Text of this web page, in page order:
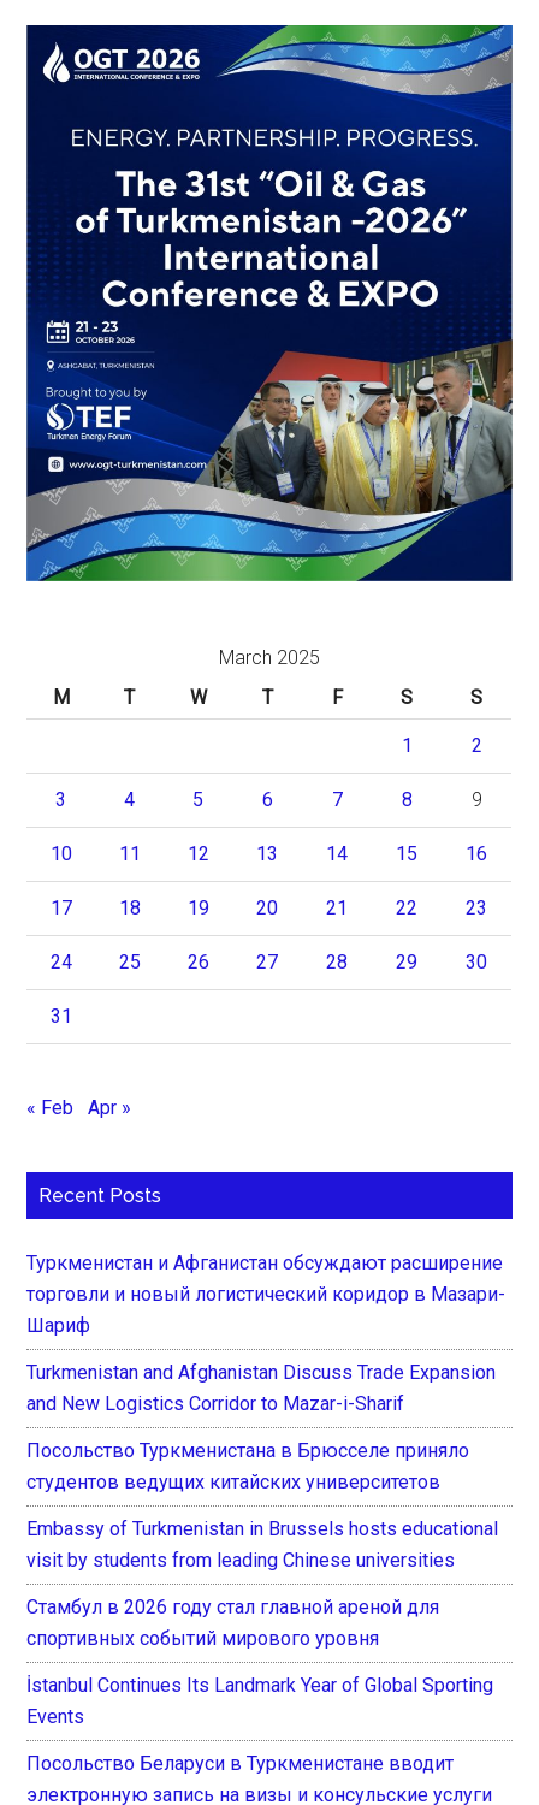
March 2025
M
T W T F S S
1 2
3 4 5 6 7 8 9
10 11 12 13 14 15 16
17 18 19 20 21 22 23
24 25 26 27 28 29 30
31
« Feb Apr »
Recent Posts
Туркменистан и Афганистан обсуждают расширение
торговли и новый логистический коридор в Мазари-
Шариф
Turkmenistan and Afghanistan Discuss Trade Expansion
and New Logistics Corridor to Mazar-i-Sharif
Посольство Туркменистана в Брюсселе приняло
студентов ведущих китайских университетов
Embassy of Turkmenistan in Brussels hosts educational
visit by students from leading Chinese universities
Стамбул в 2026 году стал главной ареной для
спортивных событий мирового уровня
İstanbul Continues Its Landmark Year of Global Sporting
Events
Посольство Беларуси в Туркменистане вводит
электронную запись на визы и консульские услуги